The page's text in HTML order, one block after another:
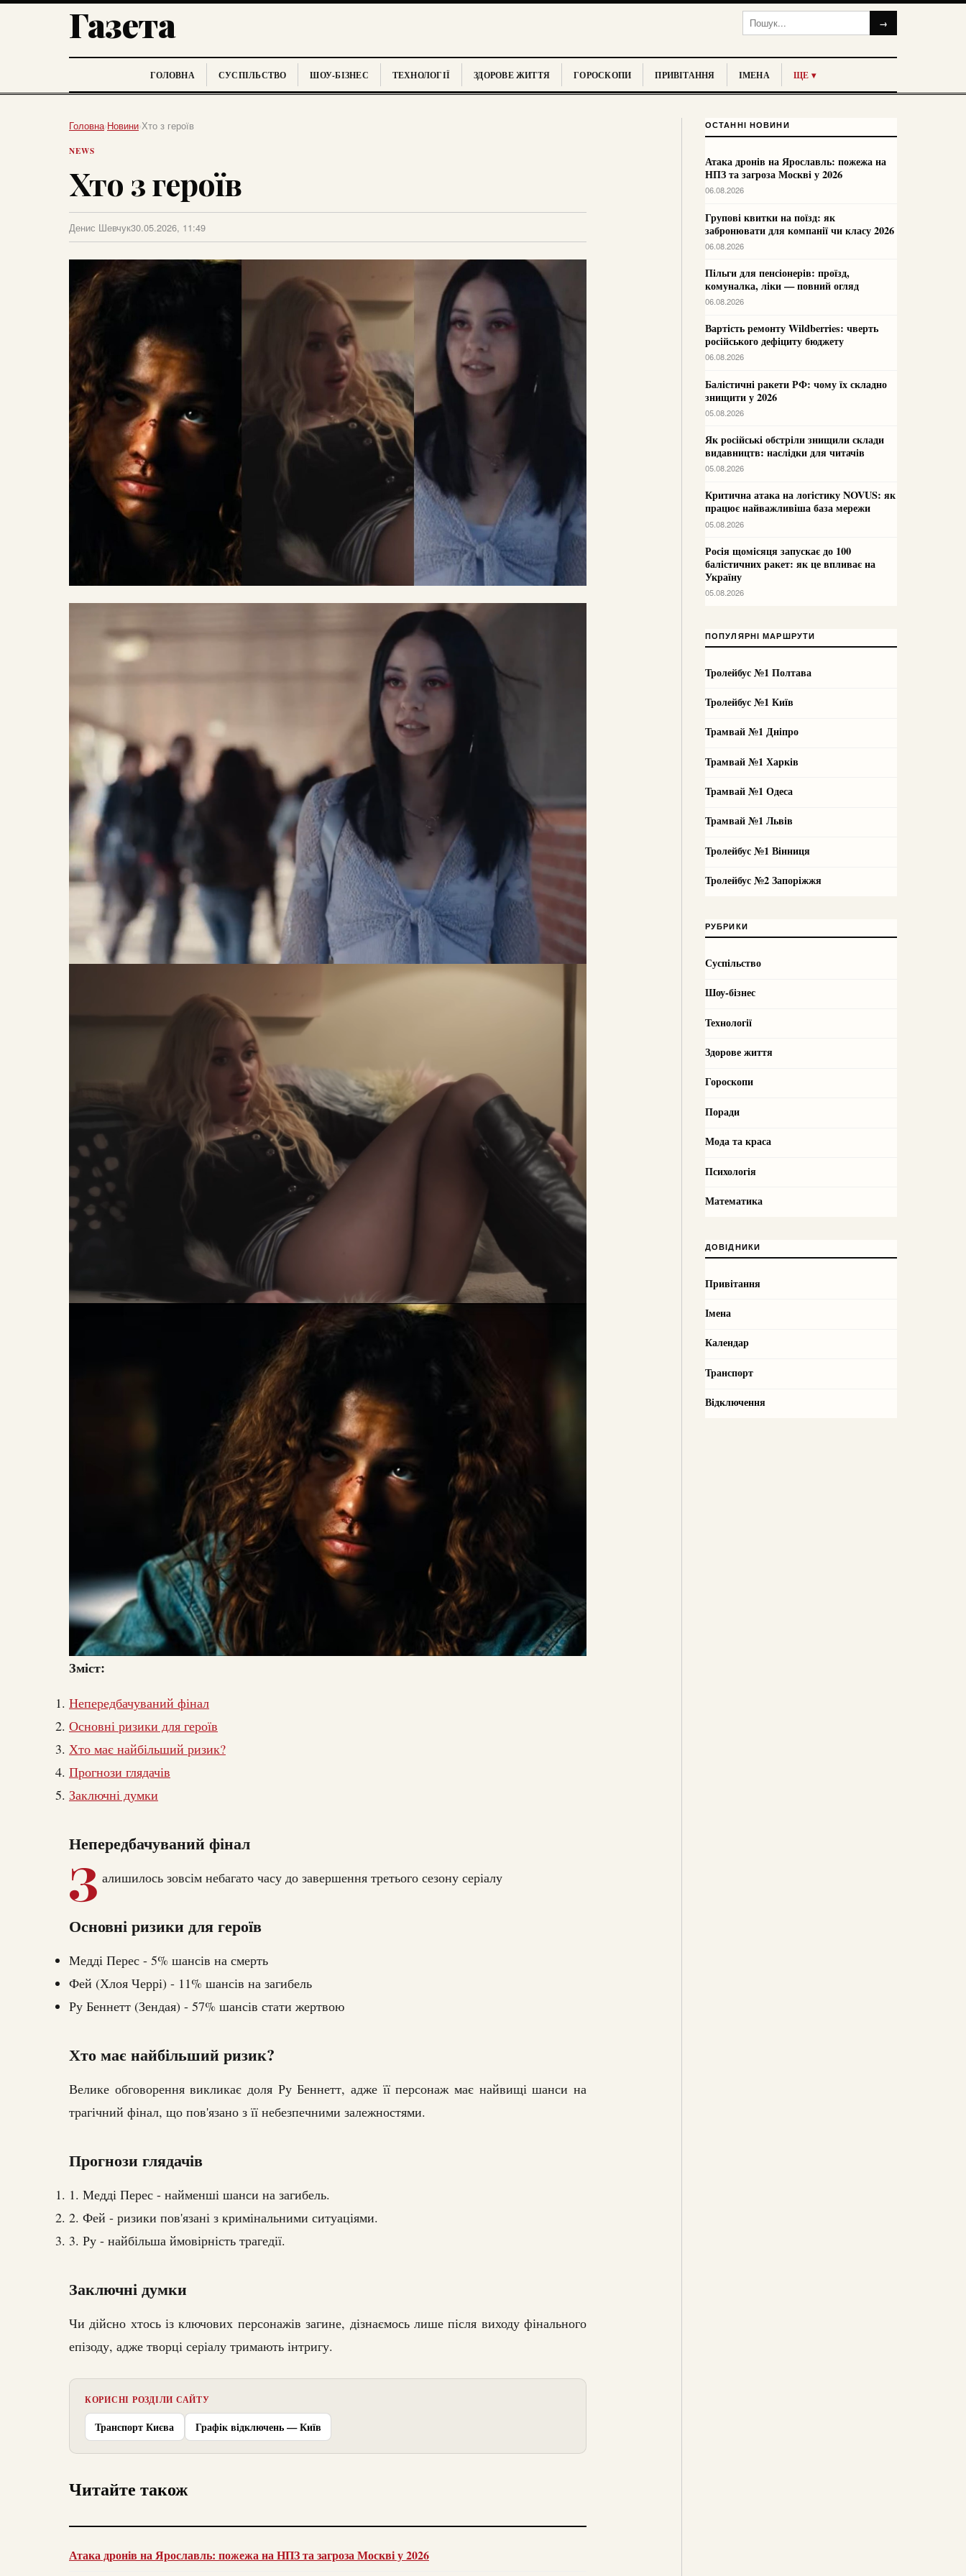
Газета →
ГОЛОВНА СУСПІЛЬСТВО ШОУ-БІЗНЕС ТЕХНОЛОГІЇ ЗДОРОВЕ ЖИТТЯ ГОРОСКОПИ ПРИВІТАННЯ ІМЕНА ЩЕ ▾
Головна›Новини›Хто з героїв
NEWS
Хто з героїв
Денис Шевчук30.05.2026, 11:49
Зміст:
Непередбачуваний фінал
Основні ризики для героїв
Хто має найбільший ризик?
Прогнози глядачів
Заключні думки
Непередбачуваний фінал
З алишилось зовсім небагато часу до завершення третього сезону серіалу
Основні ризики для героїв
Медді Перес - 5% шансів на смерть
Фей (Хлоя Черрі) - 11% шансів на загибель
Ру Беннетт (Зендая) - 57% шансів стати жертвою
Хто має найбільший ризик?
Велике обговорення викликає доля Ру Беннетт, адже її персонаж має найвищі шанси на
трагічний фінал, що пов'язано з її небезпечними залежностями.
Прогнози глядачів
1. Медді Перес - найменші шанси на загибель.
2. Фей - ризики пов'язані з кримінальними ситуаціями.
3. Ру - найбільша ймовірність трагедії.
Заключні думки
Чи дійсно хтось із ключових персонажів загине, дізнаємось лише після виходу фінального
епізоду, адже творці серіалу тримають інтригу.
КОРИСНІ РОЗДІЛИ САЙТУ
Транспорт Києва Графік відключень — Київ
Читайте також
Атака дронів на Ярославль: пожежа на НПЗ та загроза Москві у 2026
ОСТАННІ НОВИНИ
Атака дронів на Ярославль: пожежа на
НПЗ та загроза Москві у 2026
06.08.2026
Групові квитки на поїзд: як
забронювати для компанії чи класу 2026
06.08.2026
Пільги для пенсіонерів: проїзд,
комуналка, ліки — повний огляд
06.08.2026
Вартість ремонту Wildberries: чверть
російського дефіциту бюджету
06.08.2026
Балістичні ракети РФ: чому їх складно
знищити у 2026
05.08.2026
Як російські обстріли знищили склади
видавництв: наслідки для читачів
05.08.2026
Критична атака на логістику NOVUS: як
працює найважливіша база мережи
05.08.2026
Росія щомісяця запускає до 100
балістичних ракет: як це впливає на
Україну
05.08.2026
ПОПУЛЯРНІ МАРШРУТИ
Тролейбус №1 Полтава
Тролейбус №1 Київ
Трамвай №1 Дніпро
Трамвай №1 Харків
Трамвай №1 Одеса
Трамвай №1 Львів
Тролейбус №1 Вінниця
Тролейбус №2 Запоріжжя
РУБРИКИ
Суспільство
Шоу-бізнес
Технології
Здорове життя
Гороскопи
Поради
Мода та краса
Психологія
Математика
ДОВІДНИКИ
Привітання
Імена
Календар
Транспорт
Відключення